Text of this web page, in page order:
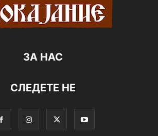
ЗА НАС
СЛЕДЕТЕ НЕ